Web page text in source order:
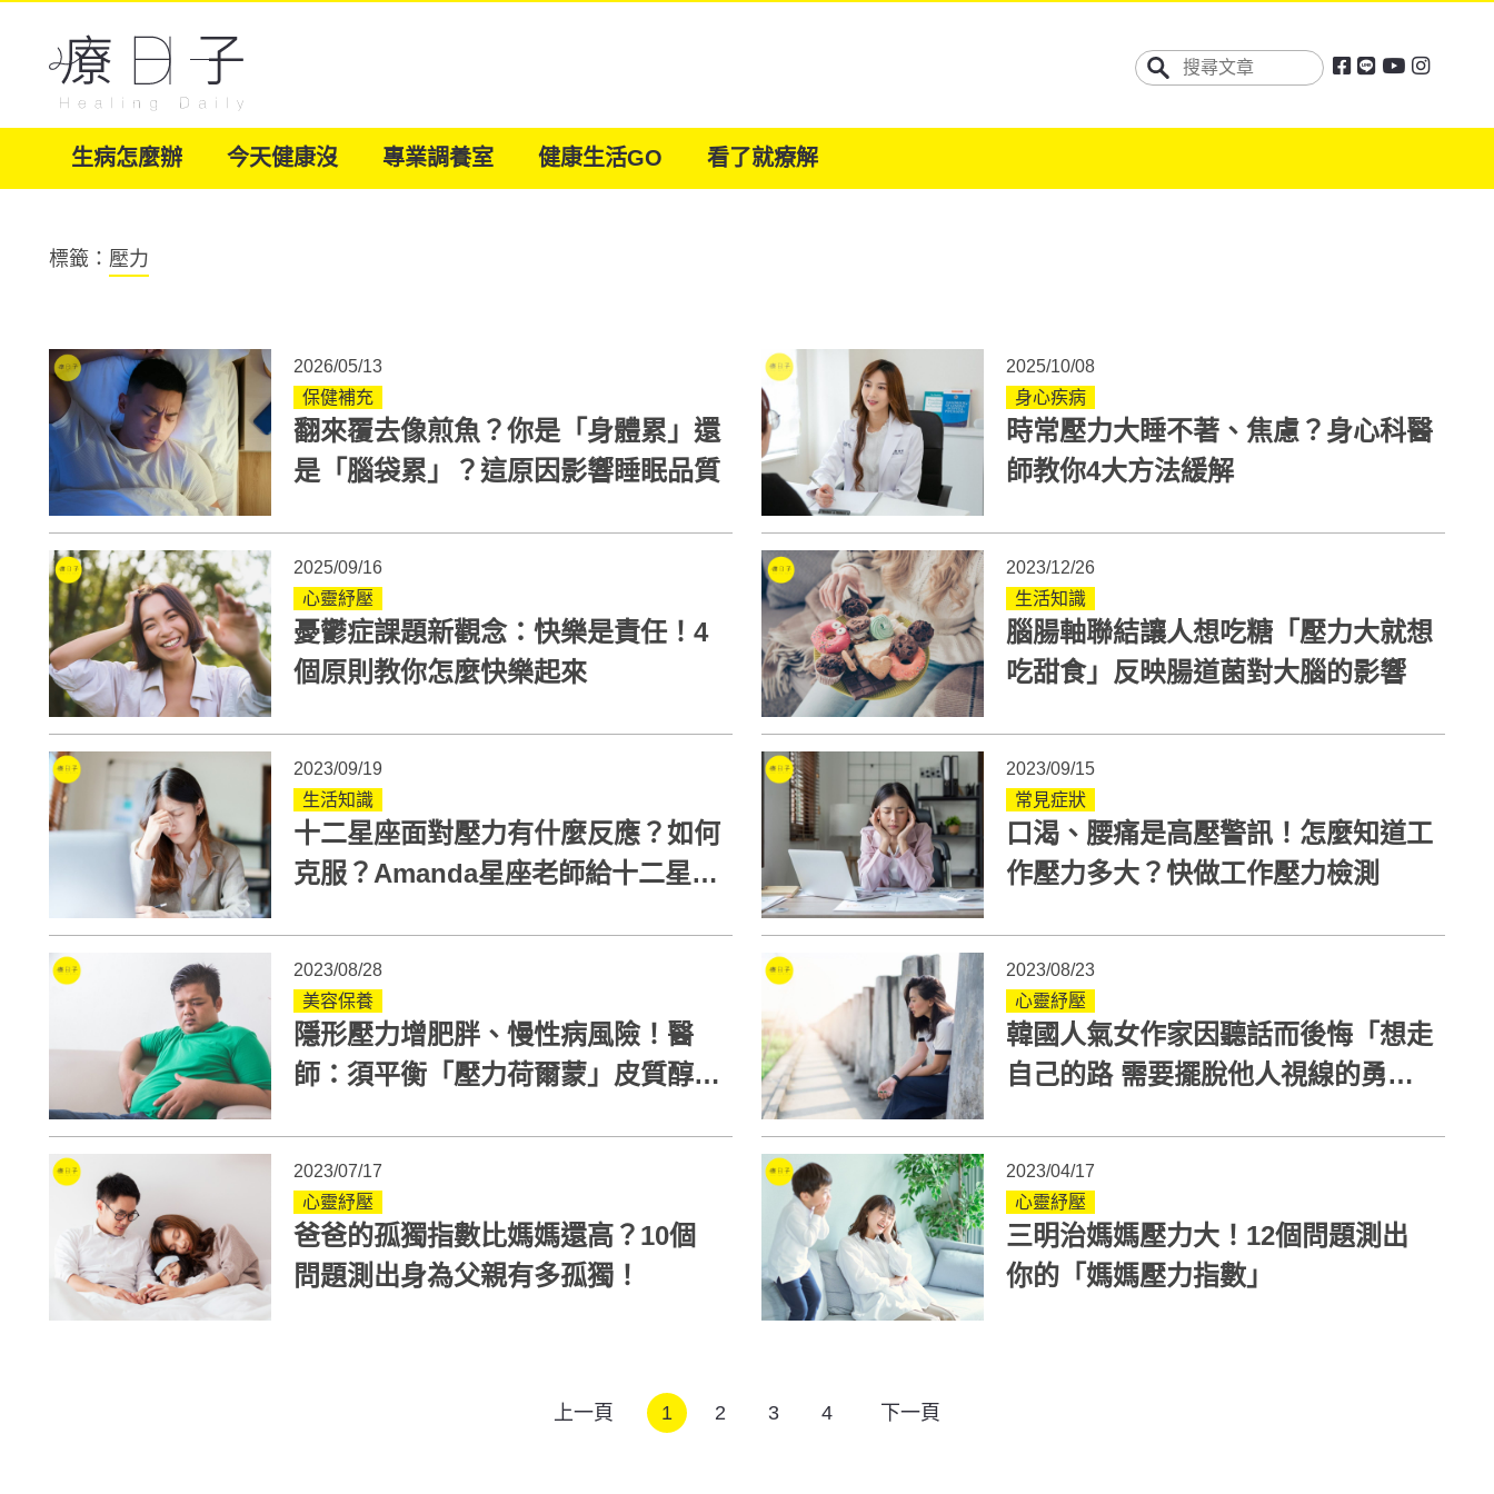
生病怎麼辦 今天健康沒 專業調養室 健康生活GO 看了就療解
標籤： 壓力
2026/05/13
保健補充
翻來覆去像煎魚？你是「身體累」還
是「腦袋累」？這原因影響睡眠品質
2025/10/08
身心疾病
時常壓力大睡不著、焦慮？身心科醫
師教你4大方法緩解
2025/09/16
心靈紓壓
憂鬱症課題新觀念：快樂是責任！4
個原則教你怎麼快樂起來
2023/12/26
生活知識
腦腸軸聯結讓人想吃糖「壓力大就想
吃甜食」反映腸道菌對大腦的影響
2023/09/19
生活知識
十二星座面對壓力有什麼反應？如何
克服？Amanda星座老師給十二星座
2023/09/15
常見症狀
口渴、腰痛是高壓警訊！怎麼知道工
作壓力多大？快做工作壓力檢測
2023/08/28
美容保養
隱形壓力增肥胖、慢性病風險！醫
師：須平衡「壓力荷爾蒙」皮質醇的
2023/08/23
心靈紓壓
韓國人氣女作家因聽話而後悔「想走
自己的路 需要擺脫他人視線的勇
2023/07/17
心靈紓壓
爸爸的孤獨指數比媽媽還高？10個
問題測出身為父親有多孤獨！
2023/04/17
心靈紓壓
三明治媽媽壓力大！12個問題測出
你的「媽媽壓力指數」
上一頁 1 2 3 4 下一頁